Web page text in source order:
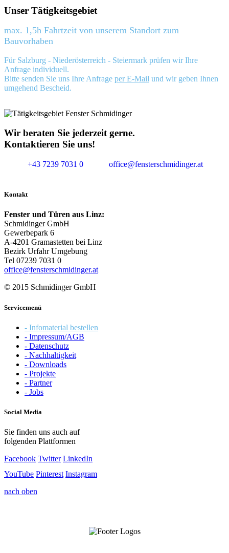
Unser Tätigkeitsgebiet
max. 1,5h Fahrtzeit von unserem Standort zum
Bauvorhaben
Für Salzburg - Niederösterreich - Steiermark prüfen wir Ihre
Anfrage individuell.
Bitte senden Sie uns Ihre Anfrage per E-Mail und wir geben Ihnen
umgehend Bescheid.
Wir beraten Sie jederzeit gerne.
Kontaktieren Sie uns!
+43 7239 7031 0 office@fensterschmidinger.at
Kontakt
Fenster und Türen aus Linz:
Schmidinger GmbH
Gewerbepark 6
A-4201 Gramastetten bei Linz
Bezirk Urfahr Umgebung
Tel 07239 7031 0
office@fensterschmidinger.at
© 2015 Schmidinger GmbH
Servicemenü
- Infomaterial bestellen
- Impressum/AGB
- Datenschutz
- Nachhaltigkeit
- Downloads
- Projekte
- Partner
- Jobs
Social Media
Sie finden uns auch auf
folgenden Plattformen
Facebook Twitter LinkedIn
YouTube Pinterest Instagram
nach oben